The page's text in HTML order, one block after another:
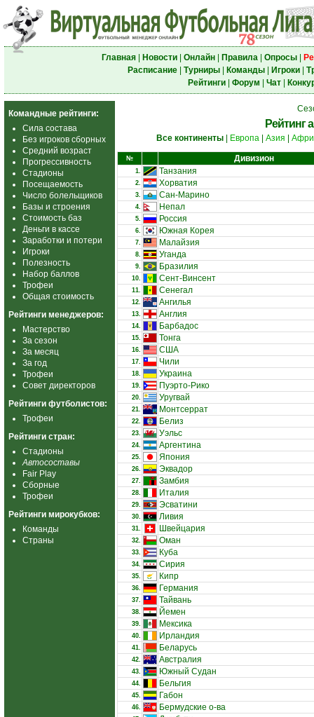
Главная| Новости| Онлайн| Правила| Опросы|
Расписание| Турниры| Команды| Игроки|
Рейтинги| Форум Чат|
Командные рейтинги:
Сила состава
Без игроков сборных
Средний возраст
Прогрессивность
Стадионы
Посещаемость
Число болельщиков
Базы и строения
Стоимость баз
Деньги в кассе
Заработки и потери
Игроки
Полезность
Набор баллов
Трофеи
Общая стоимость
Рейтинги менеджеров:
Мастерство
За сезон
За месяц
За год
Трофеи
Совет директоров
Рейтинги футболистов:
Трофеи
Рейтинги стран:
Стадионы
Автосоставы
Fair Play
Сборные
Трофеи
Рейтинги мирокубков:
Команды
Страны
Рейтинг
Все континенты| Европа| Азия
№ Дивизион
1. Танзания
2. Хорватия
3. Сан-Марино
4. Непал
5. Россия
6. Южная Корея
7. Малайзия
8. Уганда
9. Бразилия
10. Сент-Винсент
11. Сенегал
12. Ангилья
13. Англия
14. Барбадос
15. Тонга
16. США
17. Чили
18. Украина
19. Пуэрто-Рико
20. Уругвай
21. Монтсеррат
22. Белиз
23. Уэльс
24. Аргентина
25. Япония
26. Эквадор
27. Замбия
28. Италия
29. Эсватини
30. Ливия
31. Швейцария
32. Оман
33. Куба
34. Сирия
35. Кипр
36. Германия
37. Тайвань
38. Йемен
39. Мексика
40. Ирландия
41. Беларусь
42. Австралия
43. Южный Судан
44. Бельгия
45. Габон
46. Бермудские о-ва